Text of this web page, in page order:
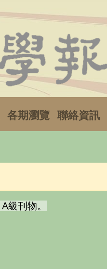
各期瀏覽 聯絡資訊
級刊物。